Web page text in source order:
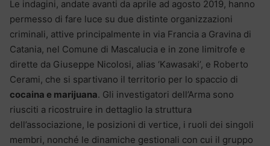
Le indagini, andate avanti da aprile ad agosto 2019, hanno
permesso di fare luce su due distinte organizzazioni
criminali, attive principalmente in via Francia a Gravina di
Catania, nel Comune di Mascalucia e in zone limitrofe e
dirette da Giuseppe Nicolosi, alias ‘Kawasaki’, e Roberto
Cerami, che si spartivano il territorio per lo spaccio di
cocaina e marijuana. Gli investigatori dell’Arma sono
riusciti a ricostruire in dettaglio la struttura
dell’associazione, le posizioni di vertice, i ruoli dei singoli
membri, nonché le dinamiche gestionali con cui il gruppo